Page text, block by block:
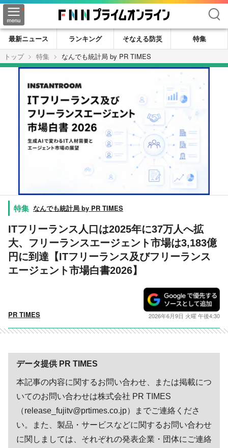
検索
最新ニュース ランキング そなえる防災
特集
トップ
特集 なんでも統計局 by PR TIMES
なんでも統計局 by PR TIMES
ITフリーランス人口は2025年に37万人へ拡
大、フリーランスエージェント市場は3,183億
円に到達【ITフリーランス及びフリーランス
エージェント市場白書2026】
PR TIMES 2026年6月9日 火曜 午後4:30
データ提供 PR TIMES
本記事の内容に関するお問い合わせ、または掲載につ
いてのお問い合わせは株式会社 PR TIMES
（release_fujitv@prtimes.co.jp）までご連絡くださ
い。また、製品・サービスなどに関するお問い合わせ
に関しましては、それぞれの発表企業・団体にご連絡